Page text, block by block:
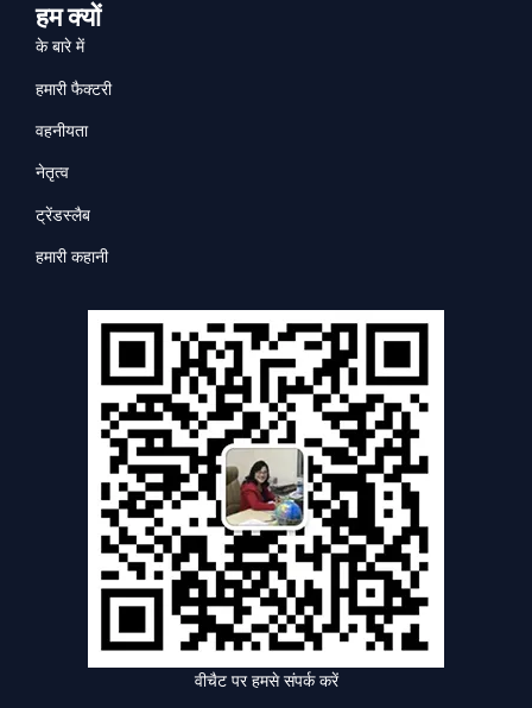
हम क्यों
के बारे में
हमारी फैक्टरी
वहनीयता
नेतृत्व
ट्रेंडस्लैब
हमारी कहानी
वीचैट पर हमसे संपर्क करें